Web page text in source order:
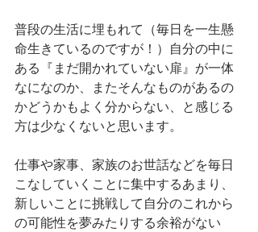
普段の生活に埋もれて（毎日を一生懸
命生きているのですが！）自分の中に
ある『まだ開かれていない扉』が一体
なになのか、またそんなものがあるの
かどうかもよく分からない、と感じる
方は少なくないと思います。
仕事や家事、家族のお世話などを毎日
こなしていくことに集中するあまり、
新しいことに挑戦して自分のこれから
の可能性を夢みたりする余裕がない